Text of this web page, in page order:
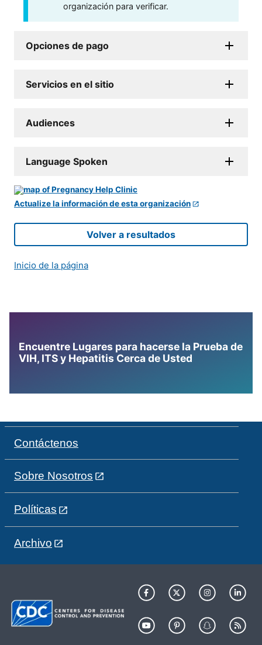
organización para verificar.
Opciones de pago
Servicios en el sitio
Audiences
Language Spoken
Actualize la información de esta organización
Volver a resultados
Inicio de la página
Encuentre Lugares para hacerse la Prueba de
VIH, ITS y Hepatitis Cerca de Usted
Contáctenos
Sobre Nosotros
Políticas
Archivo